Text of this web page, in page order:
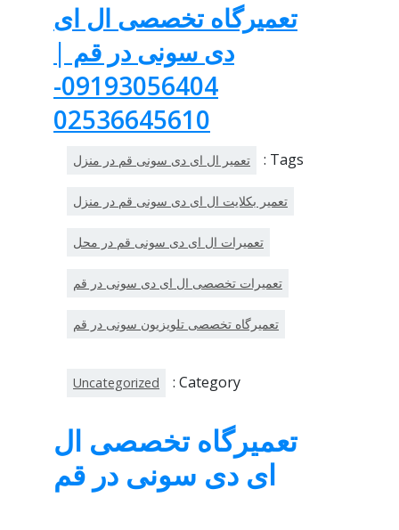
تعمیرگاه تخصصی ال ای
دی سونی در قم |
09193056404-
02536645610
Tags : تعمیر ال ای دی سونی قم در منزل
تعمیر بکلایت ال ای دی سونی قم در منزل
تعمیرات ال ای دی سونی قم در محل
تعمیرات تخصصی ال ای دی سونی در قم
تعمیرگاه تخصصی تلویزیون سونی در قم
Category :
Uncategorized
تعمیرگاه تخصصی ال
ای دی سونی در قم